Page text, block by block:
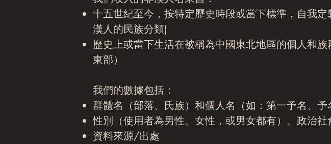
十五世紀至今，按特定歷史時段或當下標準，自我
漢人的民族分類)
歷史上或當下生活在被稱為中國東北地區的個人和
東部）
我們的數據包括：
群體名（部落、氏族）和個人名（如：第一予名、予
性別（使用者為男性、女性，或男女都有）、政治
資料來源/出處